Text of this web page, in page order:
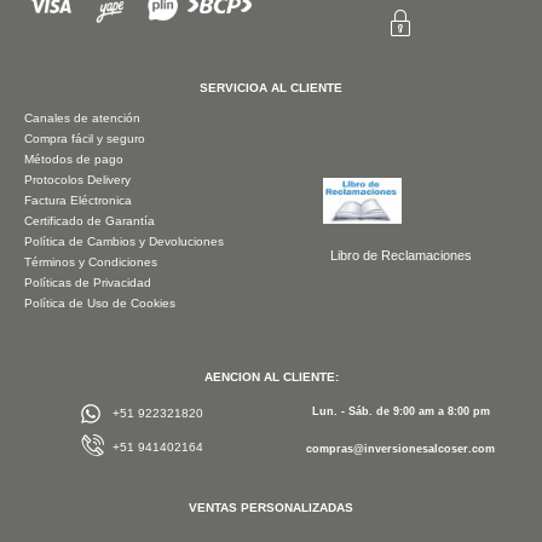
SERVICIOA AL CLIENTE
Canales de atención
Compra fácil y seguro
Métodos de pago
Protocolos Delivery
Factura Eléctronica
Certificado de Garantía
Política de Cambios y Devoluciones
Términos y Condiciones
Políticas de Privacidad
Política de Uso de Cookies
Libro de Reclamaciones
AENCION AL CLIENTE:
+51 922321820
+51 941402164
Lun. - Sáb. de 9:00 am a 8:00 pm
compras@inversionesalcoser.com
VENTAS PERSONALIZADAS